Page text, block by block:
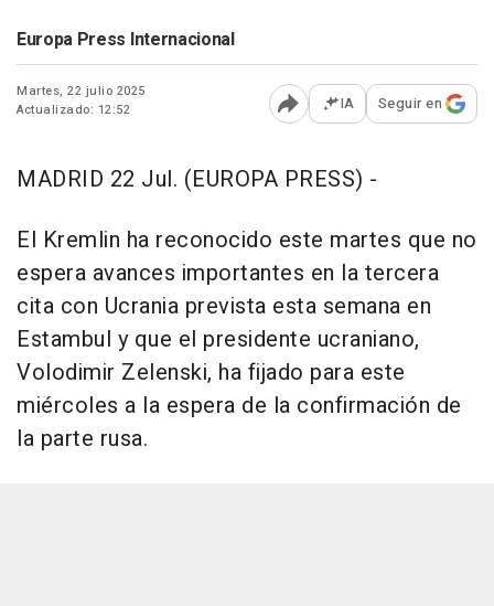
Europa Press Internacional
Martes, 22 julio 2025
Actualizado: 12:52
Abrir opciones para
IA Seguir en
MADRID 22 Jul. (EUROPA PRESS) -
El Kremlin ha reconocido este martes que no
espera avances importantes en la tercera
cita con Ucrania prevista esta semana en
Estambul y que el presidente ucraniano,
Volodimir Zelenski, ha fijado para este
miércoles a la espera de la confirmación de
la parte rusa.